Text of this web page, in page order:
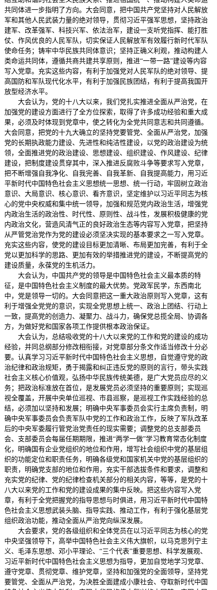
共同体进一步指明了方向。大会同意，把中国共产党坚持对人民解放
军和其他人民武装力量的绝对领导，贯彻习近平强军思想，坚持政治
建军、改革强军、科技兴军、依法治军，建设一支听党指挥、能打胜
仗、作风优良的人民军队，切实保证人民解放军有效履行新时代军队
使命任务；铸牢中华民族共同体意识；坚持正确义利观，推动构建人
类命运共同体，遵循共商共建共享原则，推进“一带一路”建设等内容
写入党章。充实这些内容，有利于加强党对人民军队的绝对领导、提
高国防和军队现代化水平，有利于加强民族团结，有利于提高我国开
放型经济水平。
大会认为，党的十八大以来，我们党扎实推进全面从严治党，在
加强党的建设方面进行了全方位探索，取得了许多成功经验和重大成
果，必须及时体现到党章中，使之转化为全党共同意志和共同遵循。
大会同意，把党的十九大确立的坚持党要管党、全面从严治党，加强
党的长期执政能力建设、先进性和纯洁性建设，以党的政治建设为统
领，全面推进党的政治建设、思想建设、组织建设、作风建设、纪律
建设，把制度建设贯穿其中，深入推进反腐败斗争等要求写入党章，
把不断增强自我净化、自我完善、自我革新、自我提高能力，用习近
平新时代中国特色社会主义思想统一思想、统一行动，牢固树立政治
意识、大局意识、核心意识、看齐意识，坚定维护以习近平同志为核
心的党中央权威和集中统一领导，加强和规范党内政治生活，增强党
内政治生活的政治性、时代性、原则性、战斗性，发展积极健康的党
内政治文化，营造风清气正的良好政治生态等内容写入党章，把坚持
从严管党治党作为党的建设必须坚决实现的基本要求之一写入党章。
充实这些内容，使党的建设目标更加清晰、布局更加完善，有利于全
党以更加科学的思路、更加有效的举措推进党的建设，不断提高党的
建设质量，永葆党的生机活力。
大会认为，中国共产党的领导是中国特色社会主义最本质的特
征，是中国特色社会主义制度的最大优势。党政军民学，东西南北
中，党是领导一切的。大会同意把这一重大政治原则写入党章，这有
利于增强全党党的意识，实现全党思想上统一、政治上团结、行动上
一致，提高党的创造力、凝聚力、战斗力，确保党总揽全局、协调各
方，为做好党和国家各项工作提供根本政治保证。
大会认为，总结吸收党的十八大以来党的工作和党的建设的成功
经验，并同总纲部分修改相衔接，对党章部分条文作适当修改十分必
要。认真学习习近平新时代中国特色社会主义思想，自觉遵守党的政
治纪律和政治规矩，勇于揭露和纠正违反党的原则的言行，带头实践
社会主义核心价值观，弘扬中华民族传统美德，是广大党员应尽的义
务；把政治标准放在首位，是发展党员必须坚持的重要原则；实现巡
视全覆盖，开展中央单位巡视、市县巡察，是巡视工作实践经验的总
结，必须加以坚持和发展；明确中央军事委员会实行主席负责制，明
确中央军事委员会负责军队中党的工作和政治工作，反映了军队改革
后的中央军委履行管党治党责任的现实需要；调整党的总支部委员
会、支部委员会每届任期期限，推进“两学一做”学习教育常态化制度
化，明确国有企业党组织的地位和作用，增写社会组织中党的基层组
织的功能定位和职责任务，明确各级党和国家机关中党的基层组织的
职责，明确党支部的地位和作用，充实干部选拔条件和要求，调整和
充实党的纪律、党的纪律检查机关部分的相关内容，等等，是党的十
八大以来党的工作和党的建设成果的集中反映。把这些内容写入党
章，有利于全党把握党的指导思想与时俱进，用习近平新时代中国特
色社会主义思想武装头脑、指导实践、推动工作，有利于强化基层党
组织政治功能，推动全面从严治党向纵深发展。
大会要求，党的各级组织和全体党员在以习近平同志为核心的党
中央坚强领导下，高举中国特色社会主义伟大旗帜，以马克思列宁主
义、毛泽东思想、邓小平理论、“三个代表”重要思想、科学发展观、
习近平新时代中国特色社会主义思想为指导，更加自觉地学习党章、
遵守党章、贯彻党章、维护党章，坚持和加强党的全面领导，坚持党
要管党、全面从严治党，为决胜全面建成小康社会、夺取新时代中国